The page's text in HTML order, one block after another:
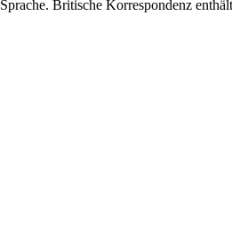
Britische Korrespondenz